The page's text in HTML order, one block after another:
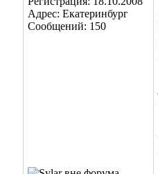
Адрес: Екатеринбург
Сообщений: 150